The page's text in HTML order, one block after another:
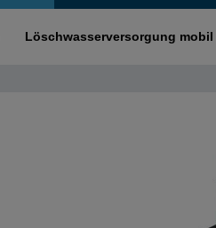
Löschwasserversorgung mobil